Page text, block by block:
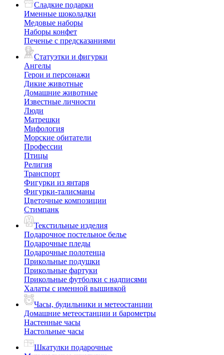
Сладкие подарки
Именные шоколадки
Медовые наборы
Наборы конфет
Печенье с предсказаниями
Статуэтки и фигурки
Ангелы
Герои и персонажи
Дикие животные
Домашние животные
Известные личности
Люди
Матрешки
Мифология
Морские обитатели
Профессии
Птицы
Религия
Транспорт
Фигурки из янтаря
Фигурки-талисманы
Цветочные композиции
Стимпанк
Текстильные изделия
Подарочное постельное белье
Подарочные пледы
Подарочные полотенца
Прикольные подушки
Прикольные фартуки
Прикольные футболки с надписями
Халаты с именной вышивкой
Часы, будильники и метеостанции
Домашние метеостанции и барометры
Настенные часы
Настольные часы
Шкатулки подарочные